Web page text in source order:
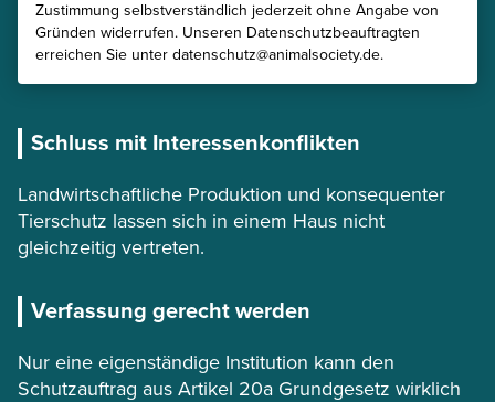
Zustimmung selbstverständlich jederzeit ohne Angabe von
Gründen widerrufen. Unseren Datenschutzbeauftragten
erreichen Sie unter datenschutz@animalsociety.de.
Schluss mit Interessenkonflikten
Landwirtschaftliche Produktion und konsequenter
Tierschutz lassen sich in einem Haus nicht
gleichzeitig vertreten.
Verfassung gerecht werden
Nur eine eigenständige Institution kann den
Schutzauftrag aus Artikel 20a Grundgesetz wirklich